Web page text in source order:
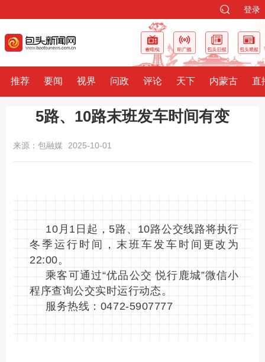
登录
推荐 要闻 视界 问政 评论 天下 内蒙古 直
5路、10路末班发车时间有变
来源：包融媒 2025-10-01
10月1日起，5路、10路公交线路将执行
冬季运行时间，末班车发车时间更改为
22:00。
乘客可通过“优品公交 悦行鹿城”微信小
程序查询公交实时运行动态。
服务热线：0472-5907777